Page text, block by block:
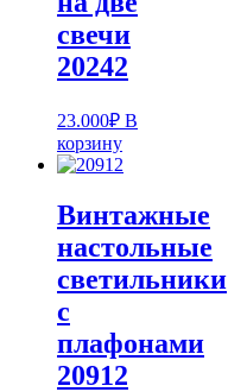
свечи
20242
23.000₽ В
корзину
Винтажные
настольные
светильники
с
плафонами
20912